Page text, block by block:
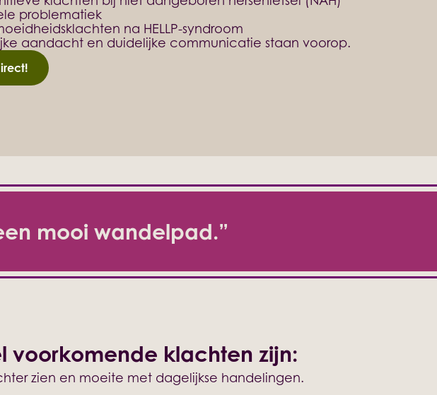
problematiek
na HELLP-syndroom
aandacht en duidelijke communicatie staan voorop.
mooi wandelpad.”
voorkomende klachten zijn:
zien en moeite met dagelijkse handelingen.